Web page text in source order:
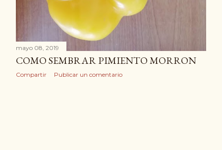
mayo 08, 2019
COMO SEMBRAR PIMIENTO MORRON
Compartir Publicar un comentario